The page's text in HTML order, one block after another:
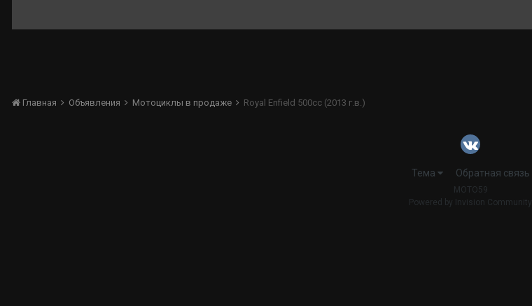
Главная Объявления Мотоциклы в продаже Royal Enfield 500cc (2013 г.в.)
Тема Обратная связь
MOTO59
Powered by Invision Community